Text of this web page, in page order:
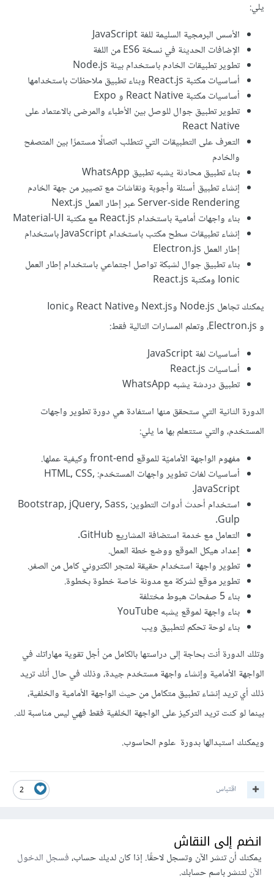
يلي:
الأسس البرمجية السليمة للغة JavaScript
الإضافات الحديثة في نسخة ES6 من اللغة
تطوير تطبيقات الخادم باستخدام بيئة Node.js
أساسيات مكتبة React.js وبناء تطبيق ملاحظات باستخدامها
أساسيات مكتبة React Native و Expo
تطوير تطبيق جوال للوصل بين الأطباء والمرضى بالاعتماد على
React Native
التعرف على التطبيقات التي تتطلب اتصالًا مستمرًا بين المتصفح
والخادم
بناء تطبيق محادثة يشبه تطبيق WhatsApp
إنشاء تطبيق أسئلة وأجوبة ونقاشات مع تصيير من جهة الخادم
Server-side Rendering عبر إطار العمل Next.js
بناء واجهات أمامية باستخدام React.js مع مكتبة Material-UI
إنشاء تطبيقات سطح مكتب باستخدام JavaScript باستخدام
إطار العمل Electron.js
بناء تطبيق جوال لشبكة تواصل اجتماعي باستخدام إطار العمل
Ionic ومكتبة React.js
يمكنك تجاهل Node.js وNext.js وReact Native وIonic
و Electron.js، وتعلم المسارات التالية فقط:
أساسيات لغة JavaScript
أساسيات React.js
تطبيق دردشة يشبه WhatsApp
الدورة الثانية التي ستحقق منها استفادة هي دورة تطوير واجهات
المستخدم، والتي ستتعلم بها ما يلي:
مفهوم الواجهة الأماميّة للموقع front-end وكيفية عملها.
أساسيات لغات تطوير واجهات المستخدم: HTML, CSS,
JavaScript.
استخدام أحدث أدوات التطوير: Bootstrap, jQuery, Sass,
Gulp.
التعامل مع خدمة استضافة المشاريع GitHub.
إعداد هيكل الموقع ووضع خطة العمل.
تطوير واجهة استخدام حقيقة لمتجر الكتروني كامل من الصفر.
تطوير موقع لشركة مع مدونة خاصة خطوة بخطوة.
بناء 5 صفحات هبوط مختلفة
بناء واجهة لموقع يشبه YouTube
بناء لوحة تحكم لتطبيق ويب
وتلك الدورة أنت بحاجة إلى دراستها بالكامل من أجل تقوية مهاراتك في
الواجهة الأمامية وإنشاء واجهة مستخدم جيدة، وذلك في حال أنك تريد
ذلك أي تريد إنشاء تطبيق متكامل من حيث الواجهة الأمامية والخلفية،
بينما لو كنت تريد التركيز على الواجهة الخلفية فقط فهي ليس مناسبة لك.
ويمكنك استبدالها بدورة علوم الحاسوب.
2 اقتباس
انضم إلى النقاش
يمكنك أن تنشر الآن وتسجل لاحقًا. إذا كان لديك حساب،فسجل الدخول
الآنلتنشر باسم حسابك.